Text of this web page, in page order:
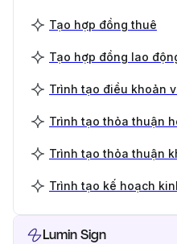
Tạo hợp đồng thuê
Tạo hợp đồng lao
Trình tạo điều khoản
Trình tạo thỏa thuận
Trình tạo thỏa thuận
Trình tạo kế hoạch
Lumin Sign